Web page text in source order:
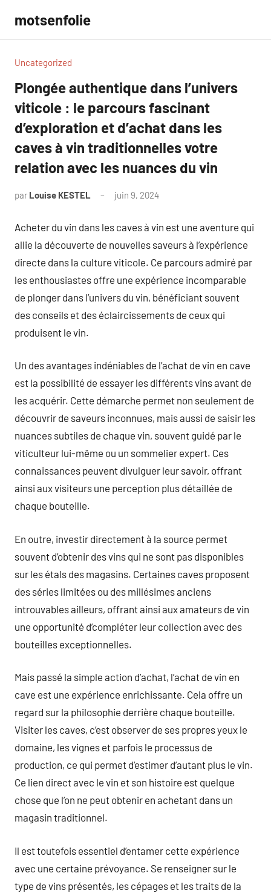
contenu
motsenfolie
Uncategorized
Plongée authentique dans l’univers
viticole : le parcours fascinant
d’exploration et d’achat dans les
caves à vin traditionnelles votre
relation avec les nuances du vin
par Louise KESTEL juin 9, 2024
Acheter du vin dans les caves à vin est une aventure qui
allie la découverte de nouvelles saveurs à l’expérience
directe dans la culture viticole. Ce parcours admiré par
les enthousiastes offre une expérience incomparable
de plonger dans l’univers du vin, bénéficiant souvent
des conseils et des éclaircissements de ceux qui
produisent le vin.
Un des avantages indéniables de l’achat de vin en cave
est la possibilité de essayer les différents vins avant de
les acquérir. Cette démarche permet non seulement de
découvrir de saveurs inconnues, mais aussi de saisir les
nuances subtiles de chaque vin, souvent guidé par le
viticulteur lui-même ou un sommelier expert. Ces
connaissances peuvent divulguer leur savoir, offrant
ainsi aux visiteurs une perception plus détaillée de
chaque bouteille.
En outre, investir directement à la source permet
souvent d’obtenir des vins qui ne sont pas disponibles
sur les étals des magasins. Certaines caves proposent
des séries limitées ou des millésimes anciens
introuvables ailleurs, offrant ainsi aux amateurs de vin
une opportunité d’compléter leur collection avec des
bouteilles exceptionnelles.
Mais passé la simple action d’achat, l’achat de vin en
cave est une expérience enrichissante. Cela offre un
regard sur la philosophie derrière chaque bouteille.
Visiter les caves, c’est observer de ses propres yeux le
domaine, les vignes et parfois le processus de
production, ce qui permet d’estimer d’autant plus le vin.
Ce lien direct avec le vin et son histoire est quelque
chose que l’on ne peut obtenir en achetant dans un
magasin traditionnel.
Il est toutefois essentiel d’entamer cette expérience
avec une certaine prévoyance. Se renseigner sur le
type de vins présentés, les cépages et les traits de la